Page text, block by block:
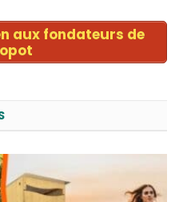
aux fondateurs de